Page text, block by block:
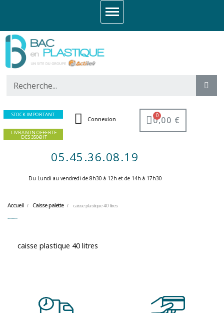
STOCK IMPORTANT
LIVRAISON OFFERTE
DES 350€HT
Connexion 0,00 €
05.45.36.08.19
Du Lundi au vendredi de 8h30 à 12h et de 14h à 17h30 ​
Accueil Caisse palette caisse plastique 40 litres
caisse plastique 40 litres